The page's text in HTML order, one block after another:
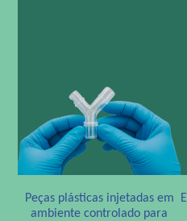
Peças plásticas injetadas em
ambiente controlado para